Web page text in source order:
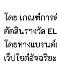
โดย เกณฑ์การ
ตัดสินรางวัล
โดยทางแบรน
เว็ปไซต์อัจฉริย